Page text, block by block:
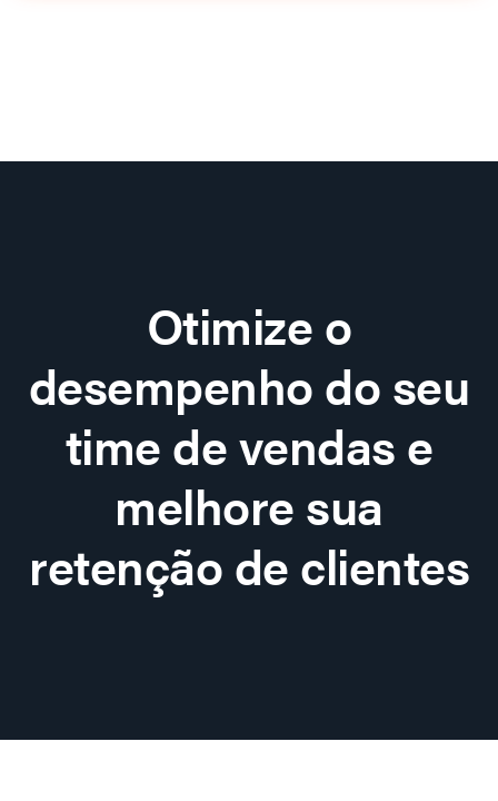
Otimize o
desempenho do seu
time de vendas e
melhore sua
retenção de clientes